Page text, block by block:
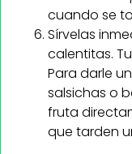
cuando se
Sírvelas
calentitas.
Para darle
salsichas o
fruta
que tarden